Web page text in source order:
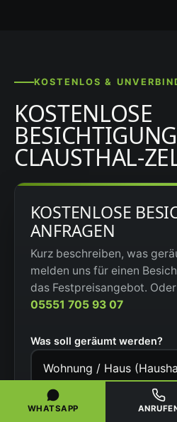
KOSTENLOS &
KOSTENLOSE
CLAUSTHAL-
KOSTENLOSE
ANFRAGEN
Kurz beschreiben, was
melden uns für einen
das Festpreisangebot.
05551 705 93 07
Was soll geräumt werden?
Ungefähre Größe
WHATSAPP